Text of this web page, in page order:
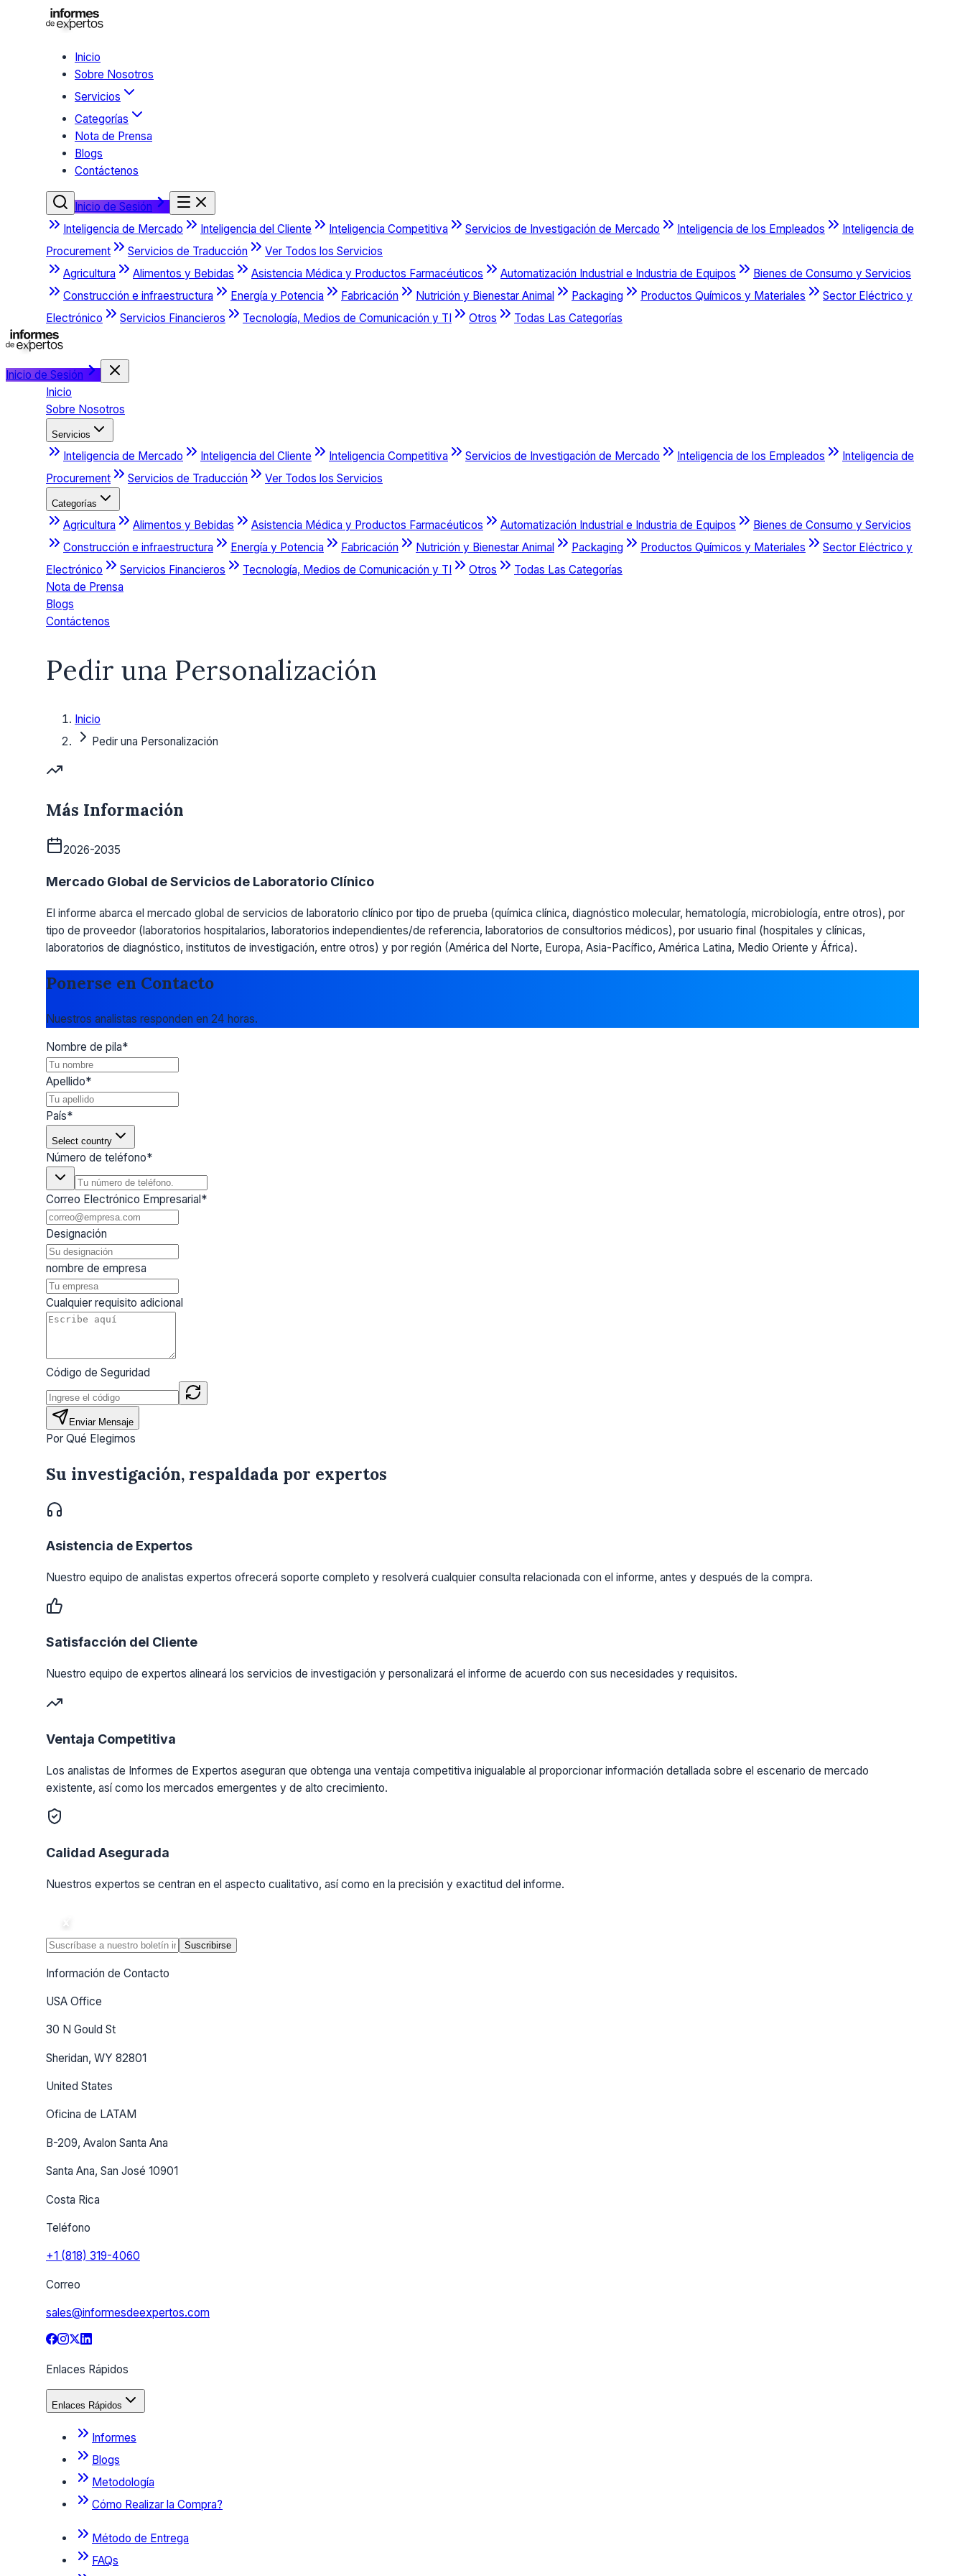
Inicio
Sobre Nosotros
Servicios
Categorías
Nota de Prensa
Blogs
Contáctenos
Inicio de Sesión
Inteligencia de Mercado
Inteligencia del Cliente Inteligencia Competitiva Servicios de Investigación de Mercado Inteligencia de los Empleados
Inteligencia de
Procurement
Servicios de Traducción
Ver Todos los Servicios
Agricultura
Alimentos y Bebidas Asistencia Médica y Productos Farmacéuticos Automatización Industrial e Industria de Equipos
Bienes de Consumo y Servicios
Construcción e infraestructura
Energía y Potencia Fabricación Nutrición y Bienestar Animal Packaging Productos Químicos y Materiales
Sector Eléctrico y
Electrónico
Servicios Financieros Tecnología, Medios de Comunicación y TI Otros Todas Las Categorías
Inicio de Sesión
Inicio
Sobre Nosotros
Servicios
Inteligencia de Mercado Inteligencia del Cliente Inteligencia Competitiva Servicios de Investigación de Mercado Inteligencia de los Empleados
Inteligencia de
Procurement
Servicios de Traducción Ver Todos los Servicios
Categorías
Agricultura Alimentos y Bebidas Asistencia Médica y Productos Farmacéuticos Automatización Industrial e Industria de Equipos
Bienes de Consumo y Servicios
Construcción e infraestructura
Energía y Potencia Fabricación Nutrición y Bienestar Animal Packaging Productos Químicos y Materiales
Sector Eléctrico y
Electrónico
Servicios Financieros Tecnología, Medios de Comunicación y TI Otros
Todas Las Categorías
Nota de Prensa
Blogs
Contáctenos
Pedir una Personalización
Inicio
Pedir una Personalización
Más Información
2026-2035
Mercado Global de Servicios de Laboratorio Clínico
El informe abarca el mercado global de servicios de laboratorio clínico por tipo de prueba (química clínica, diagnóstico molecular, hematología, microbiología, entre otros), por
tipo de proveedor (laboratorios hospitalarios, laboratorios independientes/de referencia, laboratorios de consultorios médicos), por usuario final (hospitales y clínicas,
laboratorios de diagnóstico, institutos de investigación, entre otros) y por región (América del Norte, Europa, Asia-Pacífico, América Latina, Medio Oriente y África).
Ponerse en Contacto
Nuestros analistas responden en 24 horas.
Nombre de pila*
Apellido*
País*
Select country
Número de teléfono*
Correo Electrónico Empresarial*
Designación
nombre de empresa
Cualquier requisito adicional
Código de Seguridad
Enviar Mensaje
Por Qué Elegirnos
Su investigación, respaldada por expertos
Asistencia de Expertos
Nuestro equipo de analistas expertos ofrecerá soporte completo y resolverá cualquier consulta relacionada con el informe, antes y después de la compra.
Satisfacción del Cliente
Nuestro equipo de expertos alineará los servicios de investigación y personalizará el informe de acuerdo con sus necesidades y requisitos.
Ventaja Competitiva
Los analistas de Informes de Expertos aseguran que obtenga una ventaja competitiva inigualable al proporcionar información detallada sobre el escenario de mercado
existente, así como los mercados emergentes y de alto crecimiento.
Calidad Asegurada
Nuestros expertos se centran en el aspecto cualitativo, así como en la precisión y exactitud del informe.
Suscribirse
Información de Contacto
USA Office
30 N Gould St
Sheridan, WY 82801
United States
Oficina de LATAM
B-209, Avalon Santa Ana
Santa Ana, San José 10901
Costa Rica
Teléfono
+1 (818) 319-4060
Correo
sales@informesdeexpertos.com
Enlaces Rápidos
Enlaces Rápidos
Informes
Blogs
Metodología
Cómo Realizar la Compra?
Método de Entrega
FAQs